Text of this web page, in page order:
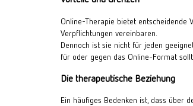
Online-Therapie bietet
Verpflichtungen vereinbaren.
Dennoch ist sie nicht für jeden
für oder gegen das Online-Format
Die therapeutische Beziehung
Ein häufiges Bedenken ist, dass über